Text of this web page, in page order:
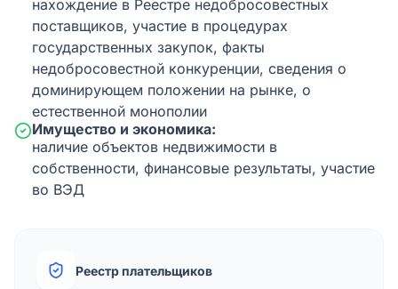
нахождение в Реестре недобросовестных
поставщиков, участие в процедурах
государственных закупок, факты
недобросовестной конкуренции, сведения о
доминирующем положении на рынке, о
естественной монополии
Имущество и экономика:
наличие объектов недвижимости в
собственности, финансовые результаты, участие
во ВЭД
Реестр плательщиков